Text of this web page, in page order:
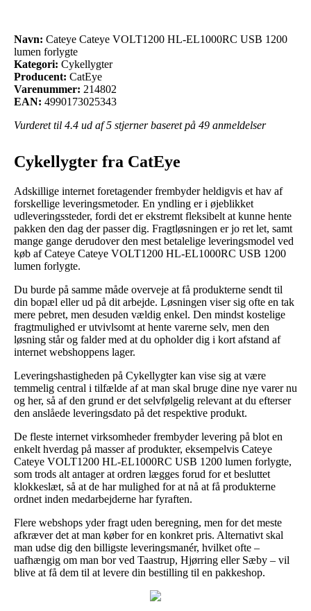
Navn: Cateye Cateye VOLT1200 HL-EL1000RC USB 1200
lumen forlygte
Kategori: Cykellygter
Producent: CatEye
Varenummer: 214802
EAN: 4990173025343
Vurderet til 4.4 ud af 5 stjerner baseret på 49 anmeldelser
Cykellygter fra CatEye
Adskillige internet foretagender frembyder heldigvis et hav af
forskellige leveringsmetoder. En yndling er i øjeblikket
udleveringssteder, fordi det er ekstremt fleksibelt at kunne hente
pakken den dag der passer dig. Fragtløsningen er jo ret let, samt
mange gange derudover den mest betalelige leveringsmodel ved
køb af Cateye Cateye VOLT1200 HL-EL1000RC USB 1200
lumen forlygte.
Du burde på samme måde overveje at få produkterne sendt til
din bopæl eller ud på dit arbejde. Løsningen viser sig ofte en tak
mere pebret, men desuden vældig enkel. Den mindst kostelige
fragtmulighed er utvivlsomt at hente varerne selv, men den
løsning står og falder med at du opholder dig i kort afstand af
internet webshoppens lager.
Leveringshastigheden på Cykellygter kan vise sig at være
temmelig central i tilfælde af at man skal bruge dine nye varer nu
og her, så af den grund er det selvfølgelig relevant at du efterser
den anslåede leveringsdato på det respektive produkt.
De fleste internet virksomheder frembyder levering på blot en
enkelt hverdag på masser af produkter, eksempelvis Cateye
Cateye VOLT1200 HL-EL1000RC USB 1200 lumen forlygte,
som trods alt antager at ordren lægges forud for et besluttet
klokkeslæt, så at de har mulighed for at nå at få produkterne
ordnet inden medarbejderne har fyraften.
Flere webshops yder fragt uden beregning, men for det meste
afkræver det at man køber for en konkret pris. Alternativt skal
man udse dig den billigste leveringsmanér, hvilket ofte –
uafhængig om man bor ved Taastrup, Hjørring eller Sæby – vil
blive at få dem til at levere din bestilling til en pakkeshop.